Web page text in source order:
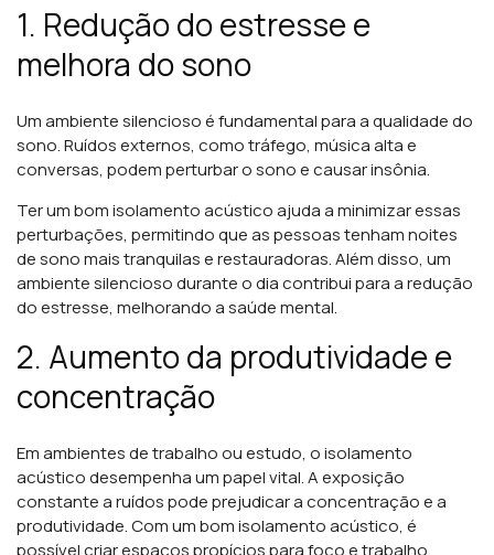
1. Redução do estresse e
melhora do sono
Um ambiente silencioso é fundamental para a qualidade do
sono. Ruídos externos, como tráfego, música alta e
conversas, podem perturbar o sono e causar insônia.
Ter um bom isolamento acústico ajuda a minimizar essas
perturbações, permitindo que as pessoas tenham noites
de sono mais tranquilas e restauradoras. Além disso, um
ambiente silencioso durante o dia contribui para a redução
do estresse, melhorando a saúde mental.
2. Aumento da produtividade e
concentração
Em ambientes de trabalho ou estudo, o isolamento
acústico desempenha um papel vital. A exposição
constante a ruídos pode prejudicar a concentração e a
produtividade. Com um bom isolamento acústico, é